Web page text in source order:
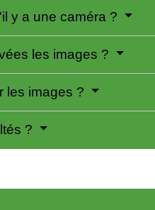
y a une caméra ?
les images ?
les images ?
?